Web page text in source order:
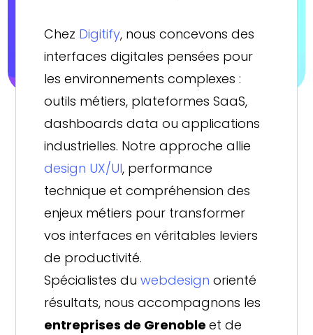
Chez Digitify, nous concevons des
interfaces digitales pensées pour
les environnements complexes :
outils métiers, plateformes SaaS,
dashboards data ou applications
industrielles. Notre approche allie
design UX/UI, performance
technique et compréhension des
enjeux métiers pour transformer
vos interfaces en véritables leviers
de productivité.
Spécialistes duwebdesign orienté
résultats, nous accompagnons les
entreprises de Grenobleet de